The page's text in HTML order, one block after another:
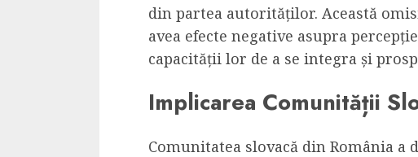
din partea autorităților. Această
avea efecte negative asupra
capacității lor de a se integra și
Implicarea Comunității
Comunitatea slovacă din România